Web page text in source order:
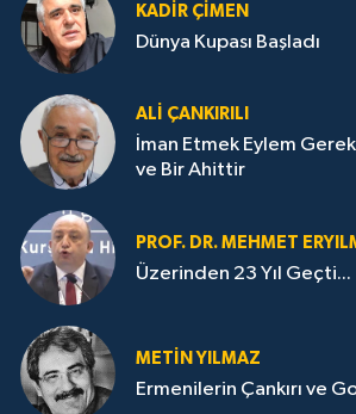
KADIR ÇIMEN
Dünya Kupası Başladı
ALI ÇANKIRILI
İman Etmek Eylem
ve Bir Ahittir
PROF. DR. MEHMET
Üzerinden 23 Yıl Geçti...
METIN YILMAZ
Ermenilerin Çankırı ve